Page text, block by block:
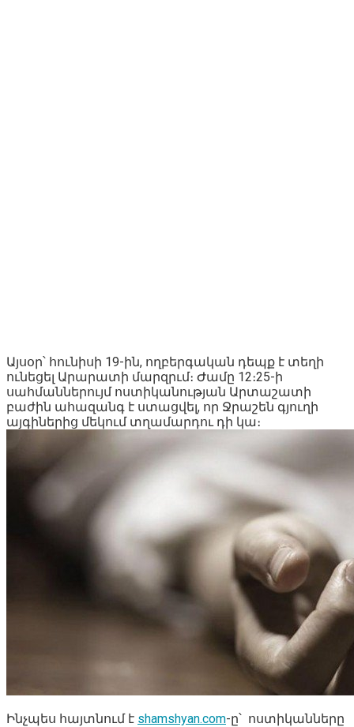
Այսօր՝ հունիսի 19-ին, ողբերգական դեպք է տեղի
ունեցել Արարատի մարզրւմ։ Ժամը 12։25-ի
սահմաններույմ ոստիկանության Արտաշատի
բաժին ահազանգ է ստացվել, որ Ջրաշեն գյուղի
այգիներից մեկում տղամարդու դի կա։
Ինչպես հայտնում է shamshyan.com-ը՝ ոստիկանները